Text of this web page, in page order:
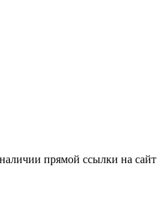
прямой ссылки на сайт